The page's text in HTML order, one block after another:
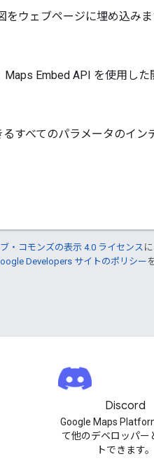
ウェブページに埋め込みま
Embed API を使用した
すべてのパラメータのイ
・コモンズの表示 4.0 ライセンス
Developers サイトのポリシー
Discord
Google Maps
て他のデベロッパー
トできます。